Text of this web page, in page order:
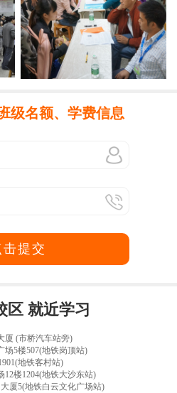
级名额、学费信息
击提交
区 就近学习
厦 (市桥汽车站旁)
场5楼507(地铁岗顶站)
地铁客村站)
12楼1204(地铁大沙东站)
厦5(地铁白云文化广场站)